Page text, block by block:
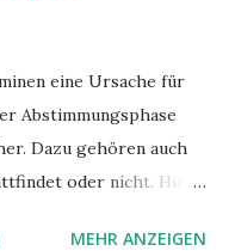
eine Ursache für
Abstimmungsphase
Dazu gehören auch
oder nicht. Hier
MEHR ANZEIGEN